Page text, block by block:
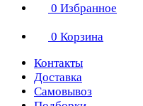
0 Избранное
0 Корзина
Контакты
Доставка
Самовывоз